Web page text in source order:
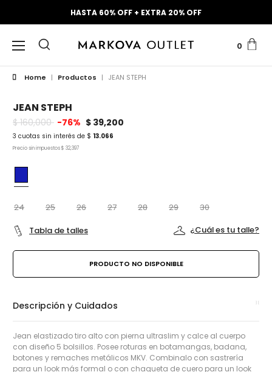
HASTA 60% OFF + EXTRA 20% OFF
0
Home | Productos | JEAN STEPH
JEAN STEPH
$ 160,000 -76% $ 39,200
3 cuotas sin interés de $ 13.066
Precio sin impuestos$ 32,397
24 25 26 27 28 29
30
Tabla de talles
¿Cuál es tu talle?
Descripción y Cuidados
Jean elastizado tiro alto con pierna ultraslim y calce al cuerpo
con diseño 5 bolsillos. Posee roturas en botamangas, badana,
botones y remaches metálicos MKV. Combinalo con sastrería
para un look más formal o con chaqueta de cuero para un look